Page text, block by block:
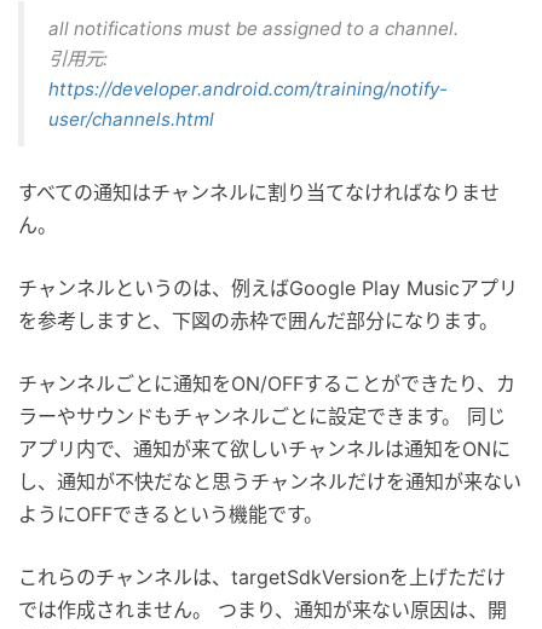
all notifications must be assigned to a channel.
引用元:
https://developer.android.com/training/notify-
user/channels.html
すべての通知はチャンネルに割り当てなければなりませ
ん。
チャンネルというのは、例えばGoogle Play Musicアプリ
を参考しますと、下図の赤枠で囲んだ部分になります。
チャンネルごとに通知をON/OFFすることができたり、カ
ラーやサウンドもチャンネルごとに設定できます。 同じ
アプリ内で、通知が来て欲しいチャンネルは通知をONに
し、通知が不快だなと思うチャンネルだけを通知が来ない
ようにOFFできるという機能です。
これらのチャンネルは、targetSdkVersionを上げただけ
では作成されません。 つまり、通知が来ない原因は、開